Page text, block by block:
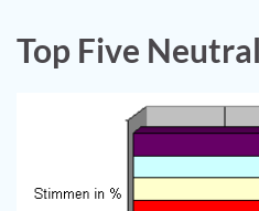
Top Five